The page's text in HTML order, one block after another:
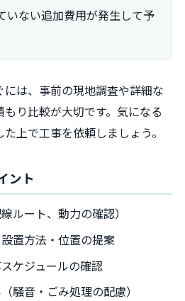
いない追加費用が発生して予
は、事前の現地調査や詳細な
り比較が大切です。気になる
上で工事を依頼しましょう。
ント
ルート、動力の確認）
置方法・位置の提案
ケジュールの確認
騒音・ごみ処理の配慮）